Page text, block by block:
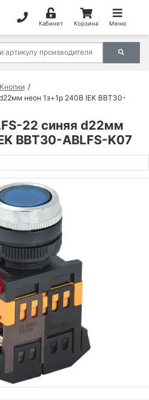
Кабинет Корзина Меню
Кнопки
неон 1з+1р 240В IEK BBT30-
22 синяя d22мм
BBT30-ABLFS-K07